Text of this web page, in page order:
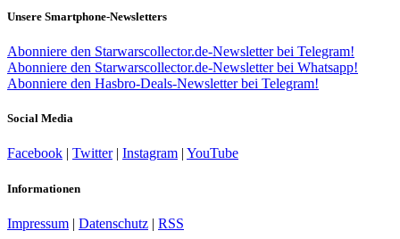
Unsere Smartphone-Newsletters
Abonniere den Starwarscollector.de-Newsletter bei Telegram!
Abonniere den Starwarscollector.de-Newsletter bei Whatsapp!
Abonniere den Hasbro-Deals-Newsletter bei Telegram!
Social Media
Facebook | Twitter| Instagram | YouTube
Informationen
Impressum | Datenschutz | RSS